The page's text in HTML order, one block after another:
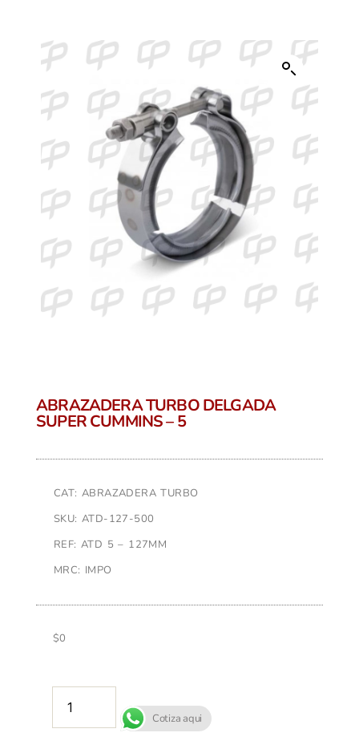
ABRAZADERA TURBO DELGADA
SUPER CUMMINS – 5
CAT: ABRAZADERA TURBO
SKU: ATD-127-500
REF: ATD 5 – 127MM
MRC: IMPO
$0
Cotiza aqui